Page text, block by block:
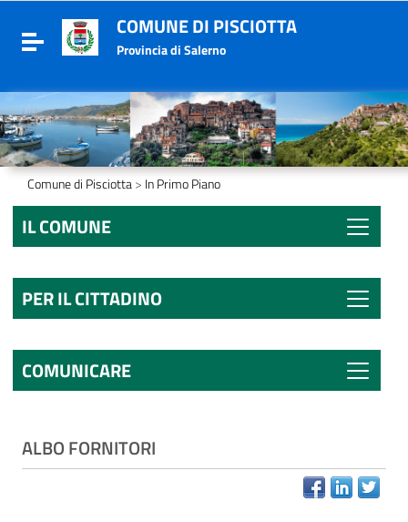
Toggle navigationCOMUNE DI PISCIOTTA
Provincia di Salerno
Comune di Pisciotta> In Primo Piano
IL COMUNE
PER IL CITTADINO
COMUNICARE
ALBO FORNITORI